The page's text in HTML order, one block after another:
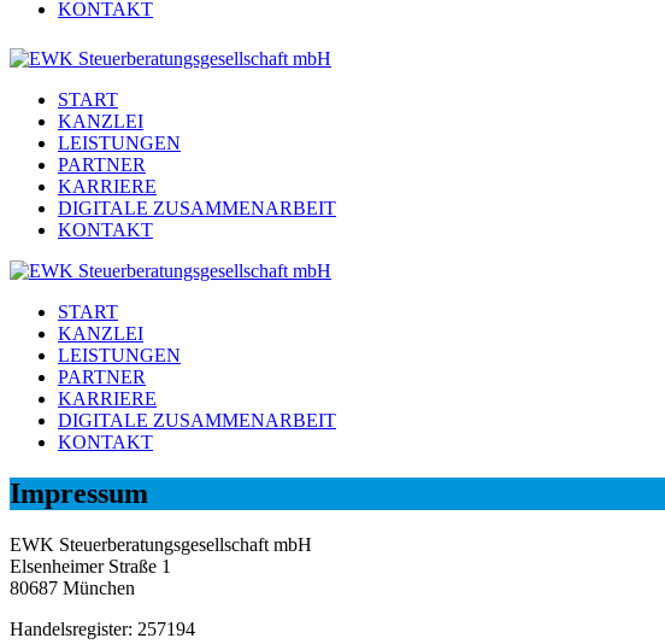
KONTAKT
START
KANZLEI
LEISTUNGEN
PARTNER
KARRIERE
DIGITALE ZUSAMMENARBEIT
KONTAKT
START
KANZLEI
LEISTUNGEN
PARTNER
KARRIERE
DIGITALE ZUSAMMENARBEIT
KONTAKT
Impressum
EWK Steuerberatungsgesellschaft mbH
Elsenheimer Straße 1
80687 München
Handelsregister: 257194